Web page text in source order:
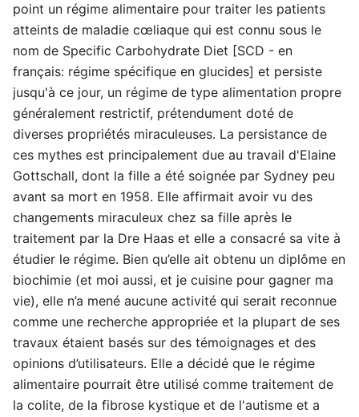
point un régime alimentaire pour traiter les patients
atteints de maladie cœliaque qui est connu sous le
nom de Specific Carbohydrate Diet [SCD - en
français: régime spécifique en glucides] et persiste
jusqu'à ce jour, un régime de type alimentation propre
généralement restrictif, prétendument doté de
diverses propriétés miraculeuses. La persistance de
ces mythes est principalement due au travail d'Elaine
Gottschall, dont la fille a été soignée par Sydney peu
avant sa mort en 1958. Elle affirmait avoir vu des
changements miraculeux chez sa fille après le
traitement par la Dre Haas et elle a consacré sa vite à
étudier le régime. Bien qu’elle ait obtenu un diplôme en
biochimie (et moi aussi, et je cuisine pour gagner ma
vie), elle n’a mené aucune activité qui serait reconnue
comme une recherche appropriée et la plupart de ses
travaux étaient basés sur des témoignages et des
opinions d’utilisateurs. Elle a décidé que le régime
alimentaire pourrait être utilisé comme traitement de
la colite, de la fibrose kystique et de l'autisme et a